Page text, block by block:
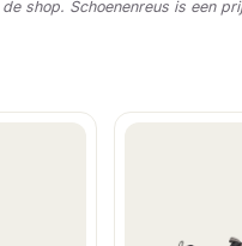
shop. Schoenenreus is